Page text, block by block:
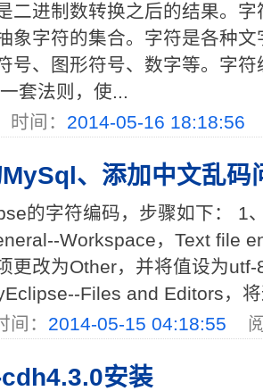
二进制数转换之后的结果。
象字符的集合。字符是各种
号、图形符号、数字等。字
套法则，使...
时间： 2014-05-16 18:18:56
、添加中文乱码
的字符编码，步骤如下： 1
Workspace，Text file
更改为Other，并将值设为
Files and Editors，
： 2014-05-15 04:18:55 阅
安装